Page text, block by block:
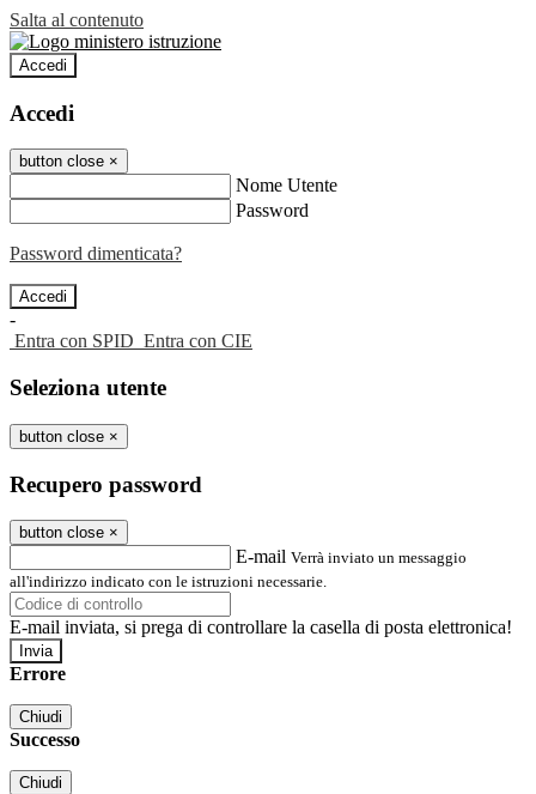
Salta al contenuto
Accedi
Accedi
button close ×
Nome Utente
Password
Password dimenticata?
-
Entra con SPID Entra con CIE
Seleziona utente
button close ×
Recupero password
button close ×
E-mail Verrà inviato un messaggio
all'indirizzo indicato con le istruzioni necessarie.
E-mail inviata, si prega di controllare la casella di posta elettronica!
Errore
Chiudi
Successo
Chiudi